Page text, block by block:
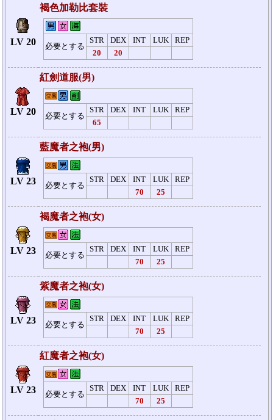
LV 20
褐色加勒比套裝
必要とする
STR DEX INT LUK
REP
20
20
LV 20
紅劍道服(男)
必要とする
STR DEX INT LUK
REP
65
LV 23
藍魔者之袍(男)
必要とする
STR DEX INT LUK
REP
70
25
LV 23
褐魔者之袍(女)
必要とする
STR DEX INT LUK
REP
70
25
LV 23
紫魔者之袍(女)
必要とする
STR DEX INT LUK
REP
70
25
LV 23
紅魔者之袍(女)
必要とする
STR DEX INT LUK
REP
70
25